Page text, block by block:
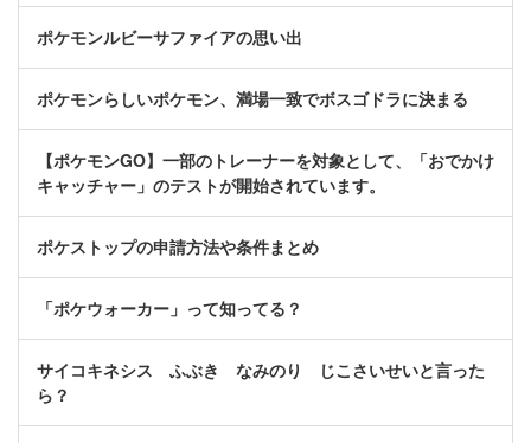
ポケモンルビーサファイアの思い出
ポケモンらしいポケモン、満場一致でボスゴドラに決まる
【ポケモンGO】一部のトレーナーを対象として、「おでかけ
キャッチャー」のテストが開始されています。
ポケストップの申請方法や条件まとめ
「ポケウォーカー」って知ってる？
サイコキネシス ふぶき なみのり じこさいせいと言った
ら？